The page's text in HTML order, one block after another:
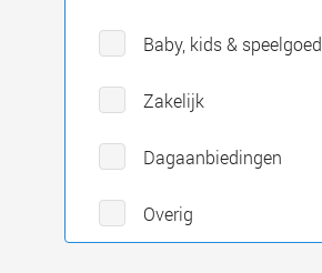
Baby, kids & speelgoed
Zakelijk
Dagaanbiedingen
Overig